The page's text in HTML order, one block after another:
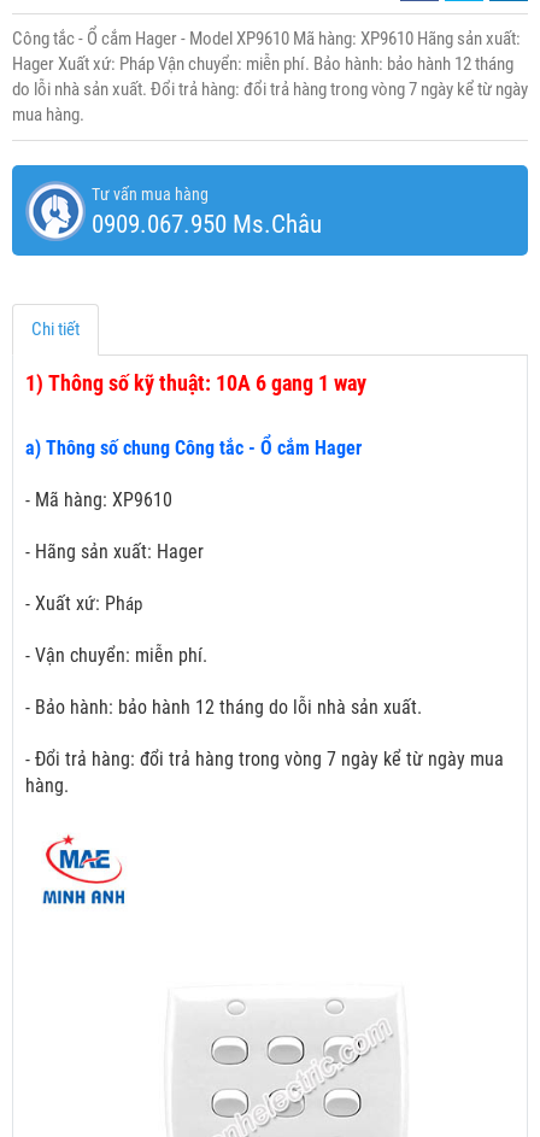
Công tắc - Ổ cắm Hager - Model XP9610 Mã hàng: XP9610 Hãng sản xuất:
Hager Xuất xứ: Pháp Vận chuyển: miễn phí. Bảo hành: bảo hành 12 tháng
do lỗi nhà sản xuất. Đổi trả hàng: đổi trả hàng trong vòng 7 ngày kể từ ngày
mua hàng.
Tư vấn mua hàng
0909.067.950 Ms.Châu
Chi tiết
1) Thông số kỹ thuật: 10A 6 gang 1 way
a) Thông số chung Công tắc - Ổ cắm Hager
- Mã hàng: XP9610
- Hãng sản xuất: Hager
- Xuất xứ: Pháp
- Vận chuyển: miễn phí.
- Bảo hành: bảo hành 12 tháng do lỗi nhà sản xuất.
- Đổi trả hàng: đổi trả hàng trong vòng 7 ngày kể từ ngày mua
hàng.